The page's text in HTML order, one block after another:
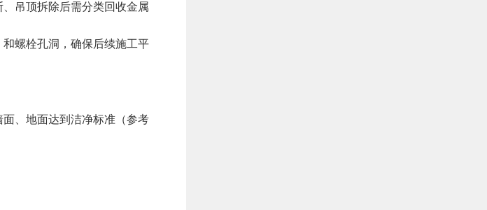
吊顶拆除后需分类回收金属
螺栓孔洞，确保后续施工平
、地面达到洁净标准（参考